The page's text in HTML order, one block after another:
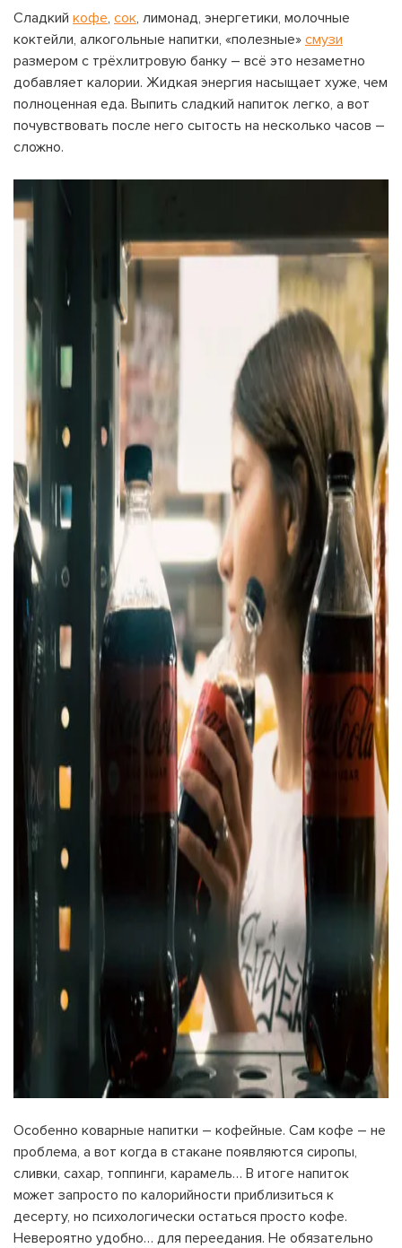
Сладкий кофе, сок, лимонад, энергетики, молочные
коктейли, алкогольные напитки, «полезные» смузи
размером с трёхлитровую банку – всё это незаметно
добавляет калории. Жидкая энергия насыщает хуже, чем
полноценная еда. Выпить сладкий напиток легко, а вот
почувствовать после него сытость на несколько часов –
сложно.
Особенно коварные напитки – кофейные. Сам кофе – не
проблема, а вот когда в стакане появляются сиропы,
сливки, сахар, топпинги, карамель… В итоге напиток
может запросто по калорийности приблизиться к
десерту, но психологически остаться просто кофе.
Невероятно удобно… для переедания. Не обязательно
ВЕРНУТЬСЯ К БЛОГУ
ВОЙТИ С ПОМОЩЬЮ ЗВОНКА
ВЕРНУТЬСЯ ПЕРЕЧИСЛИТЬ